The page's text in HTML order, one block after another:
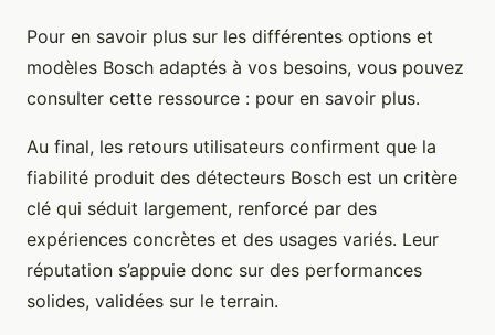
Pour en savoir plus sur les différentes options et
modèles Bosch adaptés à vos besoins, vous pouvez
consulter cette ressource : pour en savoir plus.
Au final, les retours utilisateurs confirment que la
fiabilité produit des détecteurs Bosch est un critère
clé qui séduit largement, renforcé par des
expériences concrètes et des usages variés. Leur
réputation s’appuie donc sur des performances
solides, validées sur le terrain.